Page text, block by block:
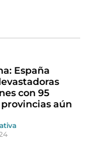
España
con 95
aún